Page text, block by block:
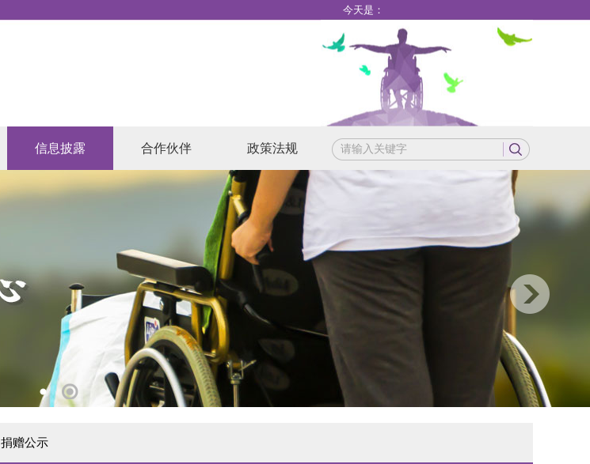
今天是：
信息披露 合作伙伴 政策法规
1 2
捐赠公示